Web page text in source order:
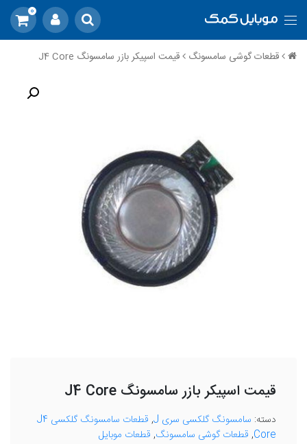
0
قطعات گوشی سامسونگ قیمت اسپیکر بازر سامسونگ J4 Core
قیمت اسپیکر بازر سامسونگ J4 Core
دسته: سامسونگ گلکسی سری J ,
قطعات سامسونگ گلکسی J4
Core
, قطعات گوشی سامسونگ, قطعات موبایل